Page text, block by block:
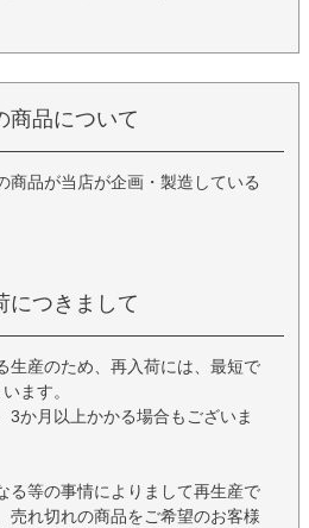
商品について
商品が当店が企画・製造している
につきまして
生産のため、再入荷には、最短で
ます。
3か月以上かかる場合もございま
る等の事情によりまして再生産で
売れ切れの商品をご希望のお客様